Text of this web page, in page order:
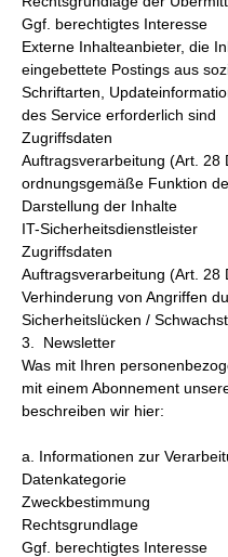
Ggf. berechtigtes Interesse
Externe Inhalteanbieter, die
eingebettete Postings aus
Schriftarten,
des Service erforderlich sind
Zugriffsdaten
Auftragsverarbeitung (Art. 28
ordnungsgemäße Funktion
Darstellung der Inhalte
IT-Sicherheitsdienstleister
Zugriffsdaten
Auftragsverarbeitung (Art. 28
Verhinderung von Angriffen
Sicherheitslücken /
3. Newsletter
Was mit Ihren
mit einem Abonnement
beschreiben wir hier:
a. Informationen zur
Datenkategorie
Zweckbestimmung
Rechtsgrundlage
Ggf. berechtigtes Interesse